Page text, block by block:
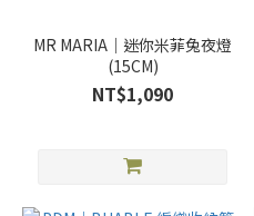
MR MARIA｜迷你米菲兔夜燈
(15CM)
NT$1,090